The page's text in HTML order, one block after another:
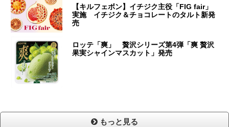
【キルフェボン】イチジク主役「FIG fair」
実施 イチジク＆チョコレートのタルト新発
売
ロッテ「爽」 贅沢シリーズ第4弾「爽 贅沢
果実シャインマスカット」発売
もっと見る